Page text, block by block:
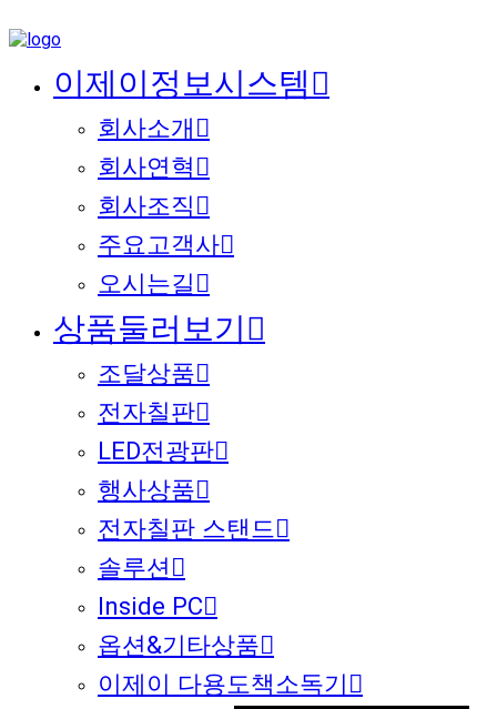
이제이정보시스템
회사소개
회사연혁
회사조직
주요고객사
오시는길
상품둘러보기
조달상품
전자칠판
LED전광판
행사상품
전자칠판 스탠드
솔루션
Inside PC
옵션&기타상품
이제이 다용도책소독기